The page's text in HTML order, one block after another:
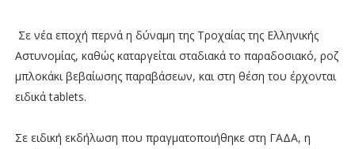
Σε νέα εποχή περνά η δύναμη της Τροχαίας της Ελληνικής
Αστυνομίας, καθώς καταργείται σταδιακά το παραδοσιακό, ροζ
μπλοκάκι βεβαίωσης παραβάσεων, και στη θέση του έρχονται
ειδικά tablets.
Σε ειδική εκδήλωση που πραγματοποιήθηκε στη ΓΑΔΑ, η